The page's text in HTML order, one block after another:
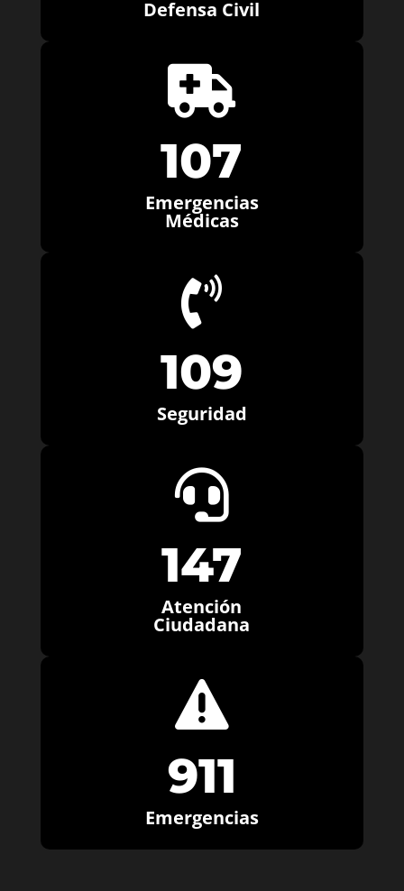
Defensa Civil

107
Emergencias
Médicas

109
Seguridad

147
Atención
Ciudadana

911
Emergencias